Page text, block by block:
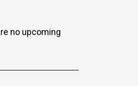
no upcoming